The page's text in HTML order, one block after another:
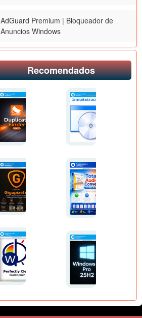
AdGuard Premium | Bloqueador de
Anuncios Windows
Recomendados